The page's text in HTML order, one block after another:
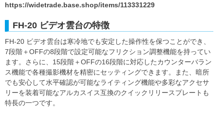
https://widetrade.base.shop/items/113331229
FH-20 ビデオ雲台の特徴
FH-20 ビデオ雲台は寒冷地でも安定した操作性を保つことができ、
7段階＋OFFの8段階で設定可能なフリクション調整機能を持ってい
ます。さらに、15段階＋OFFの16段階に対応したカウンターバラン
ス機能で各種撮影機材を精密にセッティングできます。また、暗所
でも安心して水平確認が可能なライティング機能や多彩なアクセサ
リーを装着可能なアルカスイス互換のクイックリリースプレートも
特長の一つです。